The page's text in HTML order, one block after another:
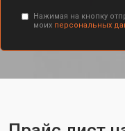
Нажимая на кнопку
моих персональных